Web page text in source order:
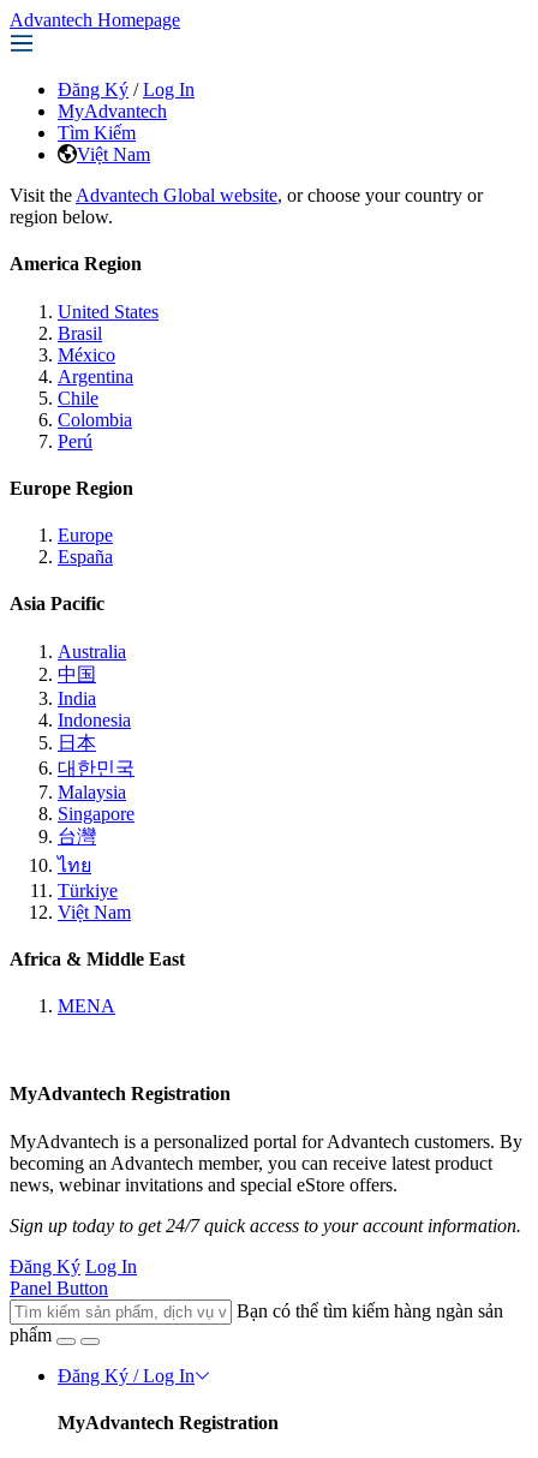
Advantech Homepage
Đăng Ký / Log In
MyAdvantech
Tìm Kiếm
Việt Nam
Visit the Advantech Global website, or choose your country or
region below.
America Region
United States
Brasil
México
Argentina
Chile
Colombia
Perú
Europe Region
Europe
España
Asia Pacific
Australia
中国
India
Indonesia
日本
대한민국
Malaysia
Singapore
台灣
ไทย
Türkiye
Việt Nam
Africa & Middle East
MENA
MyAdvantech Registration
MyAdvantech is a personalized portal for Advantech customers. By
becoming an Advantech member, you can receive latest product
news, webinar invitations and special eStore offers.
Sign up today to get 24/7 quick access to your account information.
Đăng Ký Log In
Panel Button
Bạn có thể tìm kiếm hàng ngàn sản
phẩm
Đăng Ký / Log In
MyAdvantech Registration